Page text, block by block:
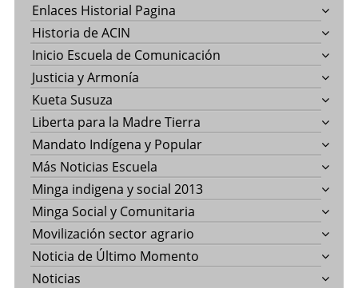
Enlaces Historial Pagina
Historia de ACIN
Inicio Escuela de Comunicación
Justicia y Armonía
Kueta Susuza
Liberta para la Madre Tierra
Mandato Indígena y Popular
Más Noticias Escuela
Minga indigena y social 2013
Minga Social y Comunitaria
Movilización sector agrario
Noticia de Último Momento
Noticias